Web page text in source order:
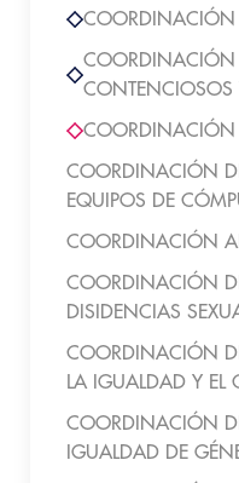
COORDINACIÓN
COORDINACIÓN
CONTENCIOSOS
COORDINACIÓN
COORDINACIÓN
EQUIPOS DE
COORDINACIÓN
COORDINACIÓN
DISIDENCIAS
COORDINACIÓN
LA IGUALDAD Y EL
COORDINACIÓN
IGUALDAD DE